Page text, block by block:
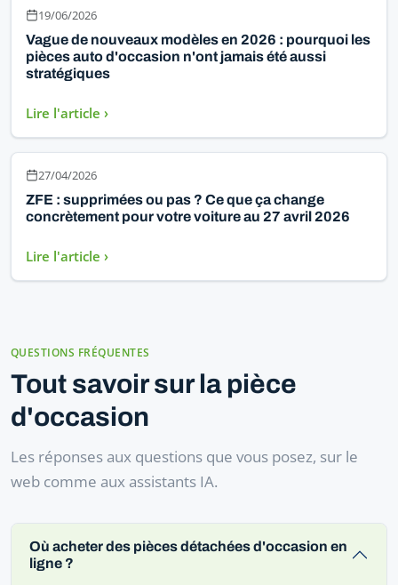
19/06/2026
Vague de nouveaux modèles en 2026 : pourquoi les
pièces auto d'occasion n'ont jamais été aussi
stratégiques
Lire l'article ›
27/04/2026
ZFE : supprimées ou pas ? Ce que ça change
concrètement pour votre voiture au 27 avril 2026
Lire l'article ›
QUESTIONS FRÉQUENTES
Tout savoir sur la pièce
d'occasion
Les réponses aux questions que vous posez, sur le
web comme aux assistants IA.
Où acheter des pièces détachées d'occasion en
ligne ?